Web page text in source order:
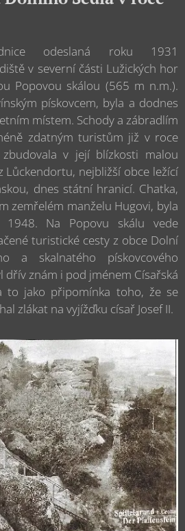
odeslaná roku 1931
v severní části Lužických hor
Popovou skálou (565 m n.m.).
pískovcem, byla a dodnes
místem. Schody a zábradlím
zdatným turistům již v roce
v její blízkosti malou
Lůckendortu, nejbližší obce ležící
dnes státní hranicí. Chatka,
zemřelém manželu Hugovi, byla
Na Popovu skálu vede
turistické cesty z obce Dolní
a skalnatého pískovcového
dřív znám i pod jménem Císařská
to jako připomínka toho, že se
zlákat na vyjížďku císař Josef II.